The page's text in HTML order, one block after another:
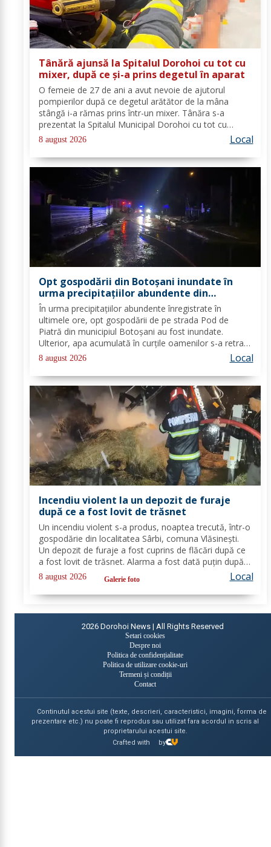
Tânără ajunsă la Spitalul Dorohoi cu tot cu
mixer, după ce și-a prins degetul în aparat
O femeie de 27 de ani a avut nevoie de ajutorul
pompierilor după ce degetul arătător de la mâna
stângă i-a rămas prins într-un mixer. Tânăra s-a
prezentat la Spitalul Municipal Dorohoi cu tot cu
aparatul electrocasnic, iar medicii au solicitat
intervenția salvatorilor. Pompierii din cadrul...
8 august 2026 Local
Opt gospodării din Botoșani inundate în
urma precipitațiilor abundente din
ultimele ore
În urma precipitațiilor abundente înregistrate în
ultimele ore, opt gospodării de pe strada Pod de
Piatră din municipiul Botoșani au fost inundate.
Ulterior, apa acumulată în curțile oamenilor s-a retras
pe carosabil. Pentru evacuarea apei, pompierii militari
din cadrul Detașamentului Botoșani au...
8 august 2026 Local
Incendiu violent la un depozit de furaje
după ce a fost lovit de trăsnet
Un incendiu violent s-a produs, noaptea trecută, într-o
gospodărie din localitatea Sârbi, comuna Vlăsinești.
Un depozit de furaje a fost cuprins de flăcări după ce
a fost lovit de trăsnet. Alarma a fost dată puțin după
ora 22:00. La caz s-au deplasat, în cel mai scurt timp,
pompierii din cadrul...
8 august 2026 Galerie foto Local
2026 Dorohoi News | All Rights Reserved
Setari cookies
Despre noi
Politica de confidențialitate
Politica de utilizare cookie-uri
Termeni și condiții
Contact
Continutul acestui site (texte, descrieri, caracteristici, imagini, forma de
prezentare etc.) nu poate fi reprodus sau utilizat fara acordul in scris al
proprietarului acestui site.
Crafted with
by